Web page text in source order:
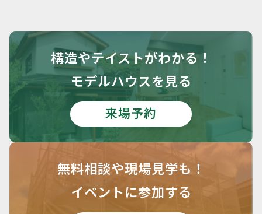
構造やテイストがわかる！
モデルハウスを見る
来場予約
無料相談や現場見学も！
イベントに参加する